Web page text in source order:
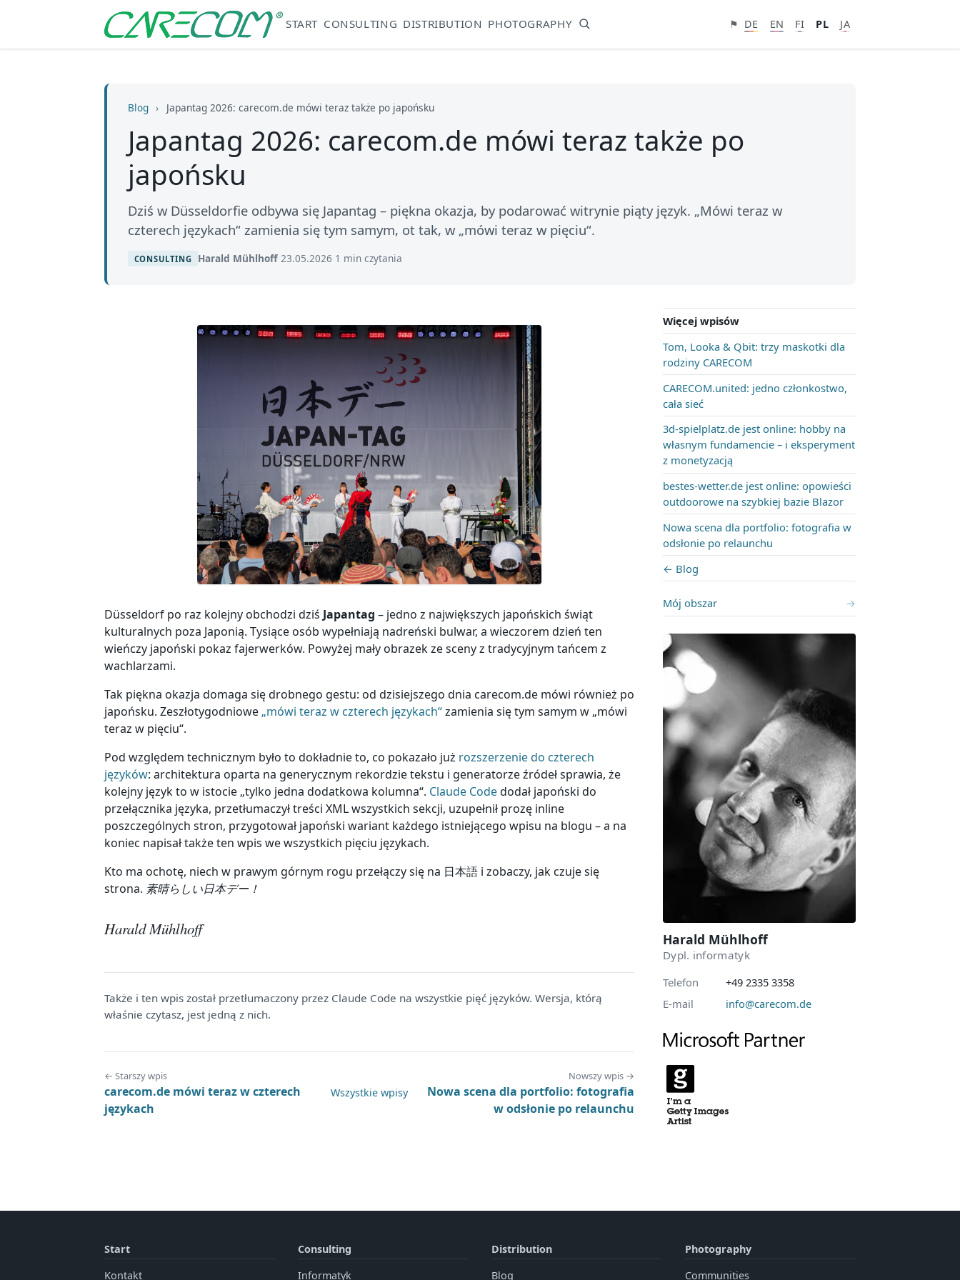
START CONSULTING DISTRIBUTION PHOTOGRAPHY ⚑ DE EN FI PL JA
Blog › Japantag 2026: carecom.de mówi teraz także po japońsku
Japantag 2026: carecom.de mówi teraz także po
japońsku
Dziś w Düsseldorfie odbywa się Japantag – piękna okazja, by podarować witrynie piąty język. „Mówi teraz w
czterech językach“ zamienia się tym samym, ot tak, w „mówi teraz w pięciu“.
CONSULTING Harald Mühlhoff 23.05.2026 1 min czytania
Düsseldorf po raz kolejny obchodzi dziś Japantag – jedno z największych japońskich świąt
kulturalnych poza Japonią. Tysiące osób wypełniają nadreński bulwar, a wieczorem dzień ten
wieńczy japoński pokaz fajerwerków. Powyżej mały obrazek ze sceny z tradycyjnym tańcem z
wachlarzami.
Tak piękna okazja domaga się drobnego gestu: od dzisiejszego dnia carecom.de mówi również po
japońsku. Zeszłotygodniowe „mówi teraz w czterech językach“zamienia się tym samym w „mówi
teraz w pięciu“.
Pod względem technicznym było to dokładnie to, co pokazało już rozszerzenie do czterech
języków: architektura oparta na generycznym rekordzie tekstu i generatorze źródeł sprawia, że
kolejny język to w istocie „tylko jedna dodatkowa kolumna“. Claude Codedodał japoński do
przełącznika języka, przetłumaczył treści XML wszystkich sekcji, uzupełnił prozę inline
poszczególnych stron, przygotował japoński wariant każdego istniejącego wpisu na blogu – a na
koniec napisał także ten wpis we wszystkich pięciu językach.
Kto ma ochotę, niech w prawym górnym rogu przełączy się na 日本語 i zobaczy, jak czuje się
strona. 素晴らしい日本デー！
Harald Mühlhoff
Także i ten wpis został przetłumaczony przez Claude Code na wszystkie pięć języków. Wersja, którą
właśnie czytasz, jest jedną z nich.
← Starszy wpis
carecom.de mówi teraz w czterech
językach
Wszystkie wpisy
Nowszy wpis →
Nowa scena dla portfolio: fotografia
w odsłonie po relaunchu
Więcej wpisów
Tom, Looka & Qbit: trzy maskotki dla
rodziny CARECOM
CARECOM.united: jedno członkostwo,
cała sieć
3d-spielplatz.de jest online: hobby na
własnym fundamencie – i eksperyment
z monetyzacją
bestes-wetter.de jest online: opowieści
outdoorowe na szybkiej bazie Blazor
Nowa scena dla portfolio: fotografia w
odsłonie po relaunchu
← Blog
Mój obszar →
Harald Mühlhoff
Dypl. informatyk
Telefon
+49 2335 3358
E-mail
info@carecom.de
Start
Kontakt
Consulting
Informatyk
Distribution
Blog
Photography
Communities